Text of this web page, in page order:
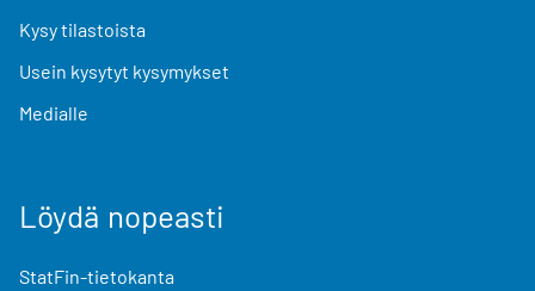
Kysy tilastoista
Usein kysytyt kysymykset
Medialle
Löydä nopeasti
StatFin-tietokanta